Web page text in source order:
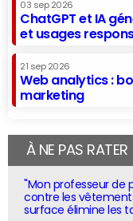
03 sep 2026
ChatGPT et IA
et usages
21 sep 2026
Web analytics :
marketing
À NE PAS RATER
"Mon professeur de
contre les
surface élimine les